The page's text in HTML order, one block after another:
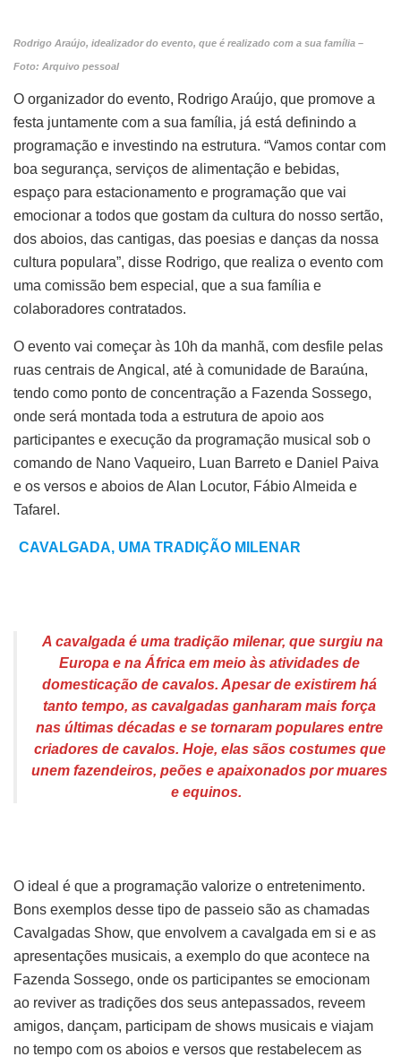
Rodrigo Araújo, idealizador do evento, que é realizado com a sua família –
Foto: Arquivo pessoal
O organizador do evento, Rodrigo Araújo, que promove a
festa juntamente com a sua família, já está definindo a
programação e investindo na estrutura. “Vamos contar com
boa segurança, serviços de alimentação e bebidas,
espaço para estacionamento e programação que vai
emocionar a todos que gostam da cultura do nosso sertão,
dos aboios, das cantigas, das poesias e danças da nossa
cultura populara”, disse Rodrigo, que realiza o evento com
uma comissão bem especial, que a sua família e
colaboradores contratados.
O evento vai começar às 10h da manhã, com desfile pelas
ruas centrais de Angical, até à comunidade de Baraúna,
tendo como ponto de concentração a Fazenda Sossego,
onde será montada toda a estrutura de apoio aos
participantes e execução da programação musical sob o
comando de Nano Vaqueiro, Luan Barreto e Daniel Paiva
e os versos e aboios de Alan Locutor, Fábio Almeida e
Tafarel.
CAVALGADA, UMA TRADIÇÃO MILENAR
A cavalgada é uma tradição milenar, que surgiu na
Europa e na África em meio às atividades de
domesticação de cavalos. Apesar de existirem há
tanto tempo, as cavalgadas ganharam mais força
nas últimas décadas e se tornaram populares entre
criadores de cavalos. Hoje, elas sãos costumes que
unem fazendeiros, peões e apaixonados por muares
e equinos.
O ideal é que a programação valorize o entretenimento.
Bons exemplos desse tipo de passeio são as chamadas
Cavalgadas Show, que envolvem a cavalgada em si e as
apresentações musicais, a exemplo do que acontece na
Fazenda Sossego, onde os participantes se emocionam
ao reviver as tradições dos seus antepassados, reveem
amigos, dançam, participam de shows musicais e viajam
no tempo com os aboios e versos que restabelecem as